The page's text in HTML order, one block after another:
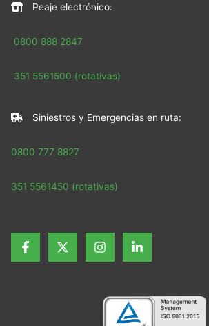
Peaje electrónico:
0800 888 2847
351 5561500 (rotativas)
Siniestros y Emergencias en ruta:
0800 777 8827
351 5561450 (rotativas)